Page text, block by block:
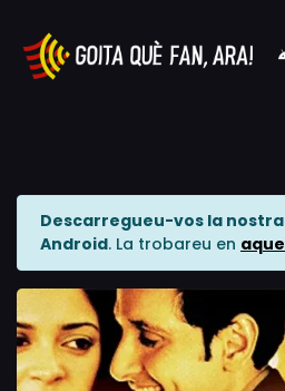
Descarregueu-vos la
Android. La trobareu en